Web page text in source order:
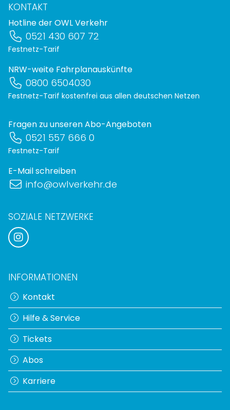
KONTAKT
Hotline der OWL Verkehr
0521 430 607 72
Festnetz-Tarif
NRW-weite Fahrplanauskünfte
0800 6504030
Festnetz-Tarif kostenfrei aus allen deutschen Netzen
Fragen zu unseren Abo-Angeboten
0521 557 666 0
Festnetz-Tarif
E-Mail schreiben
info@owlverkehr.de
SOZIALE NETZWERKE
INFORMATIONEN
Kontakt
Hilfe & Service
Tickets
Abos
Karriere